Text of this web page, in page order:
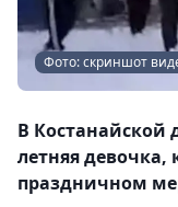
Фото: скриншот
В Костанайской
летняя девочка,
праздничном